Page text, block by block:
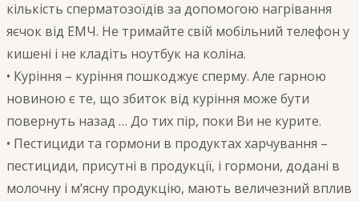
кількість сперматозоїдів за допомогою нагрівання
яєчок від ЕМЧ. Не тримайте свій мобільний телефон у
кишені і не кладіть ноутбук на коліна.
• Куріння – куріння пошкоджує сперму. Але гарною
новиною є те, що збиток від куріння може бути
повернуть назад … До тих пір, поки Ви не курите.
• Пестициди та гормони в продуктах харчування –
пестициди, присутні в продукції, і гормони, додані в
молочну і м’ясну продукцію, мають величезний вплив